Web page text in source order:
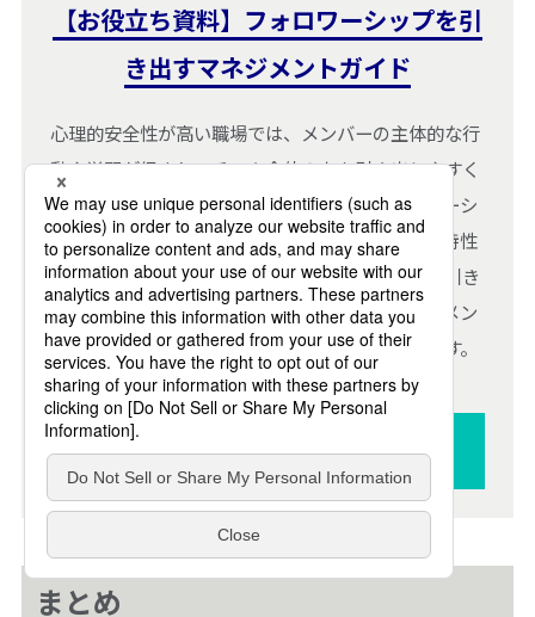
【お役立ち資料】フォロワーシップを引
き出すマネジメントガイド
心理的安全性が高い職場では、メンバーの主体的な行
動や学習が促され、チーム全体の力を引き出しやすく
なります。その際に欠かせない視点が「フォロワーシ
ップ」です。本資料では、フォロワーのタイプ別特性
や関わり方、心理的安全性を高めながら主体性を引き
出すマネジメントのポイントをまとめています。メン
バーの力を最大限に活かしたい方に役立つ内容です。
資料をダウンロードする（無料）
まとめ